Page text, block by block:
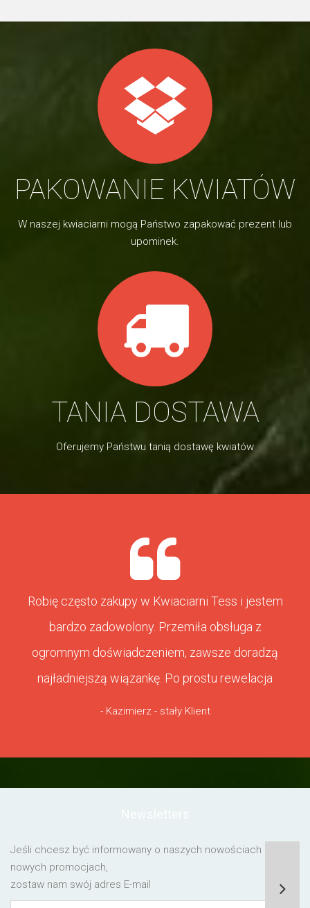
PAKOWANIE KWIATÓW
W naszej kwiaciarni mogą Państwo zapakować prezent lub
upominek.
TANIA DOSTAWA
Oferujemy Państwu tanią dostawę kwiatów
Robię często zakupy w Kwiaciarni Tess i jestem
bardzo zadowolony. Przemiła obsługa z
ogromnym doświadczeniem, zawsze doradzą
najładniejszą wiązankę. Po prostu rewelacja
- Kazimierz - stały Klient
Jeśli chcesz być informowany o naszych nowościach lub o
nowych promocjach,
zostaw nam swój adres E-mail